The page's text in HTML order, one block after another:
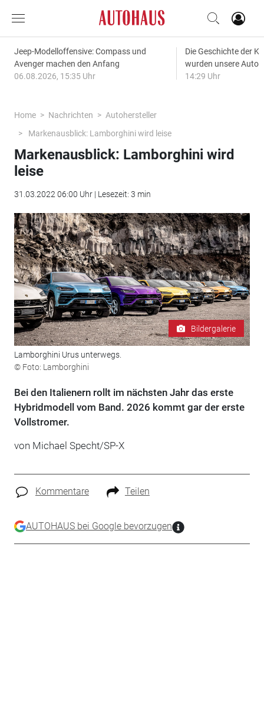
Jeep-Modelloffensive: Compass und
Avenger machen den Anfang
06.08.2026, 15:35 Uhr
Die Geschichte der
wurden unsere
14:29 Uhr
Home Nachrichten
Autohersteller
Markenausblick: Lamborghini wird leise
Markenausblick: Lamborghini wird
leise
31.03.2022 06:00 Uhr | Lesezeit: 3 min
Bildergalerie
Lamborghini Urus unterwegs.
© Foto: Lamborghini
Bei den Italienern rollt im nächsten Jahr das erste
Hybridmodell vom Band. 2026 kommt gar der erste
Vollstromer.
von Michael Specht/SP-X
Kommentare Teilen
AUTOHAUS bei Google bevorzugen